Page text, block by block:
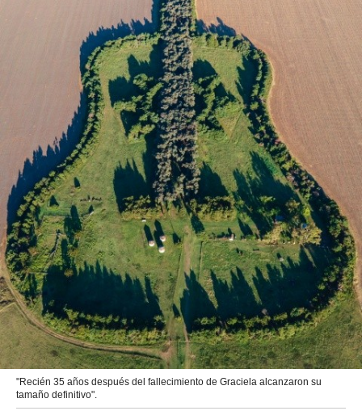
"Recién 35 años después del fallecimiento de Graciela alcanzaron su
tamaño definitivo".